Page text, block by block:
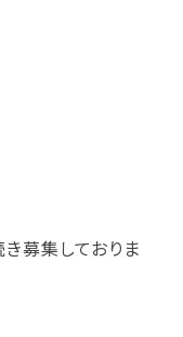
募集しておりま